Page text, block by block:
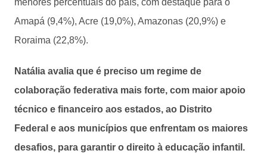
Amapá (9,4%), Acre (19,0%), Amazonas (20,9%) e
Roraima (22,8%).
Natália avalia que é preciso um regime de
colaboração federativa mais forte, com maior apoio
técnico e financeiro aos estados, ao Distrito
Federal e aos municípios que enfrentam os maiores
desafios, para garantir o direito à educação infantil.